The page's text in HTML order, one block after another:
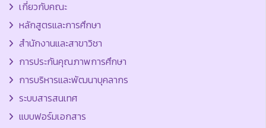
เกี่ยวกับคณะ
หลักสูตรและการศึกษา
สำนักงานและสาขาวิชา
การประกันคุณภาพการศึกษา
การบริหารและพัฒนาบุคลากร
ระบบสารสนเทศ
แบบฟอร์มเอกสาร